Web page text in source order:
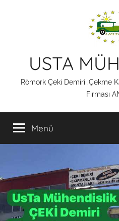
USTA
Römork Çeki Demiri .Çekme
Firması
Menü